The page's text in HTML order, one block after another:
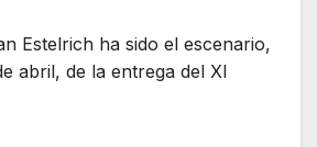
Estelrich ha sido el escenario,
abril, de la entrega del XI